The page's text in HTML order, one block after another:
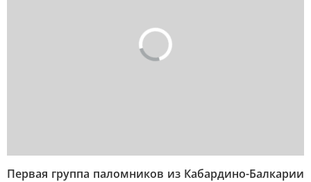
Первая группа паломников из Кабардино-Балкарии